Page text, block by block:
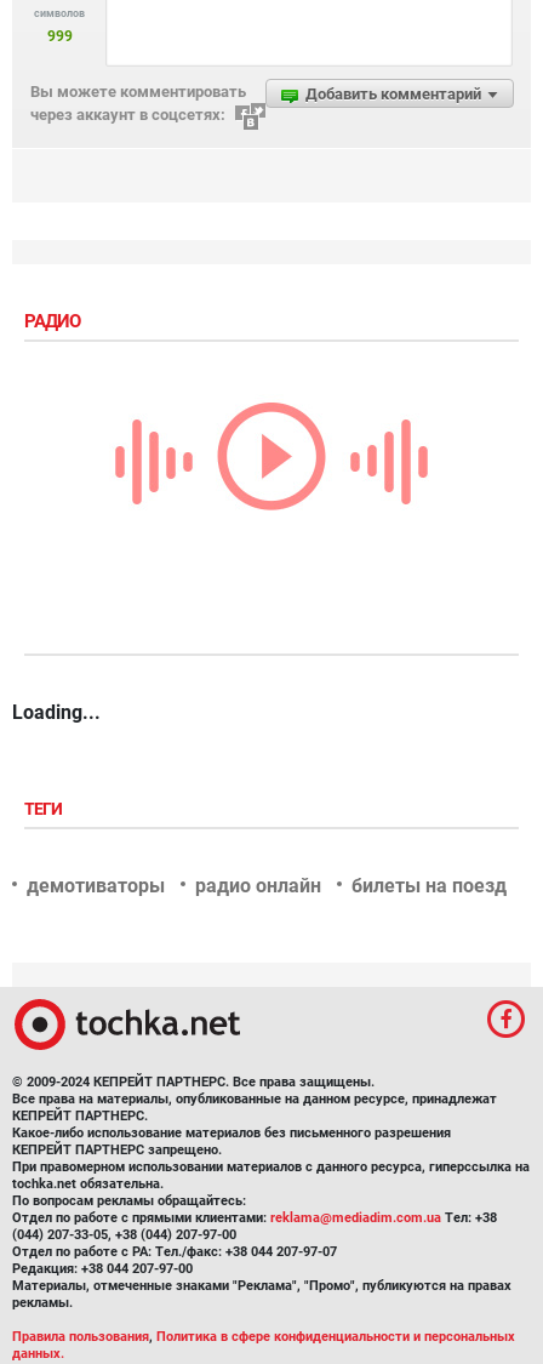
символов
999
Добавить комментарий
Вы можете комментировать
через аккаунт в соцсетях:
РАДИО
Loading...
ТЕГИ
демотиваторы радио онлайн билеты на поезд
© 2009-2024 КЕПРЕЙТ ПАРТНЕРС. Все права защищены.
Все права на материалы, опубликованные на данном ресурсе, принадлежат
КЕПРЕЙТ ПАРТНЕРС.
Какое-либо использование материалов без письменного разрешения
КЕПРЕЙТ ПАРТНЕРС запрещено.
При правомерном использовании материалов с данного ресурса, гиперссылка на
tochka.net обязательна.
По вопросам рекламы обращайтесь:
Отдел по работе с прямыми клиентами: reklama@mediadim.com.ua Тел: +38
(044) 207-33-05, +38 (044) 207-97-00
Отдел по работе с РА: Тел./факс: +38 044 207-97-07
Редакция: +38 044 207-97-00
Материалы, отмеченные знаками "Реклама", "Промо", публикуются на правах
рекламы.
Правила пользования, Политика в сфере конфиденциальности и персональных
данных.